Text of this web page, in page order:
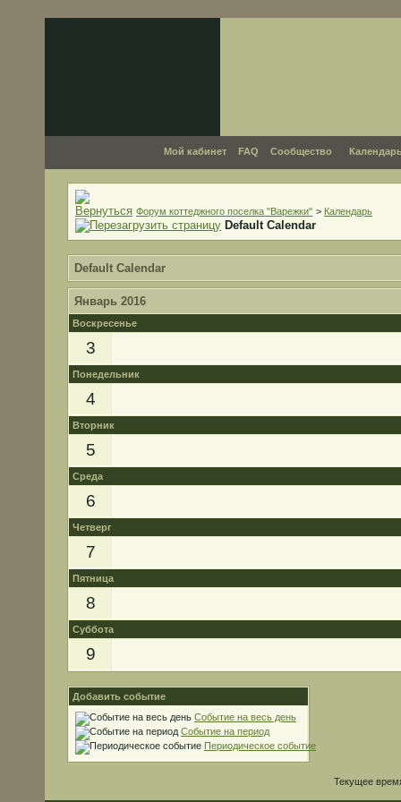
Мой кабинет FAQ Сообщество
Форум коттеджного поселка "Варежки" > Календарь
Default Calendar
Default Calendar
Январь 2016
Воскресенье
3
Понедельник
4
Вторник
5
Среда
6
Четверг
7
Пятница
8
Суббота
9
Добавить событие
Событие на весь день
Событие на период
Периодическое событие
Текущее